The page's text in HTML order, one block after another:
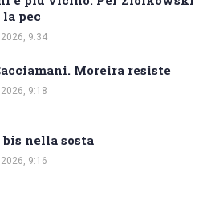
pec
2026, 9:34
Moreira resiste
9:18
nella sosta
9:16